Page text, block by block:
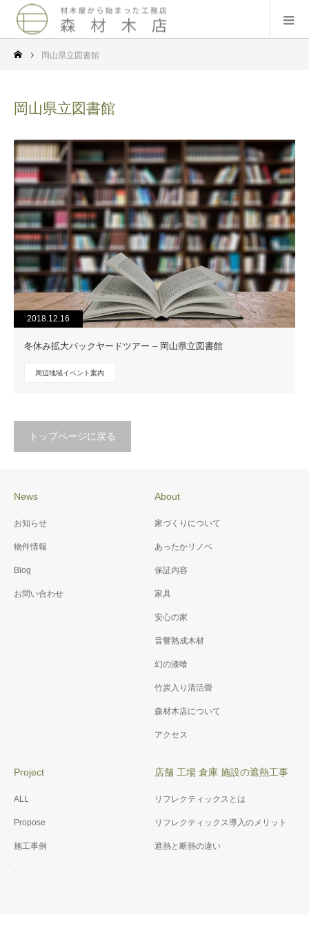
岡山県立図書館
岡山県立図書館
2018.12.16
冬休み拡大バックヤードツアー – 岡山県立図書館
周辺地域イベント案内
トップページに戻る
News
お知らせ
物件情報
Blog
お問い合わせ
About
家づくりについて
あったかリノベ
保証内容
家具
安心の家
音響熟成木材
幻の漆喰
竹炭入り清活畳
森材木店について
アクセス
Project
ALL
Propose
施工事例
.
店舗 工場 倉庫 施設の遮熱工事
リフレクティックスとは
リフレクティックス導入のメリット
遮熱と断熱の違い